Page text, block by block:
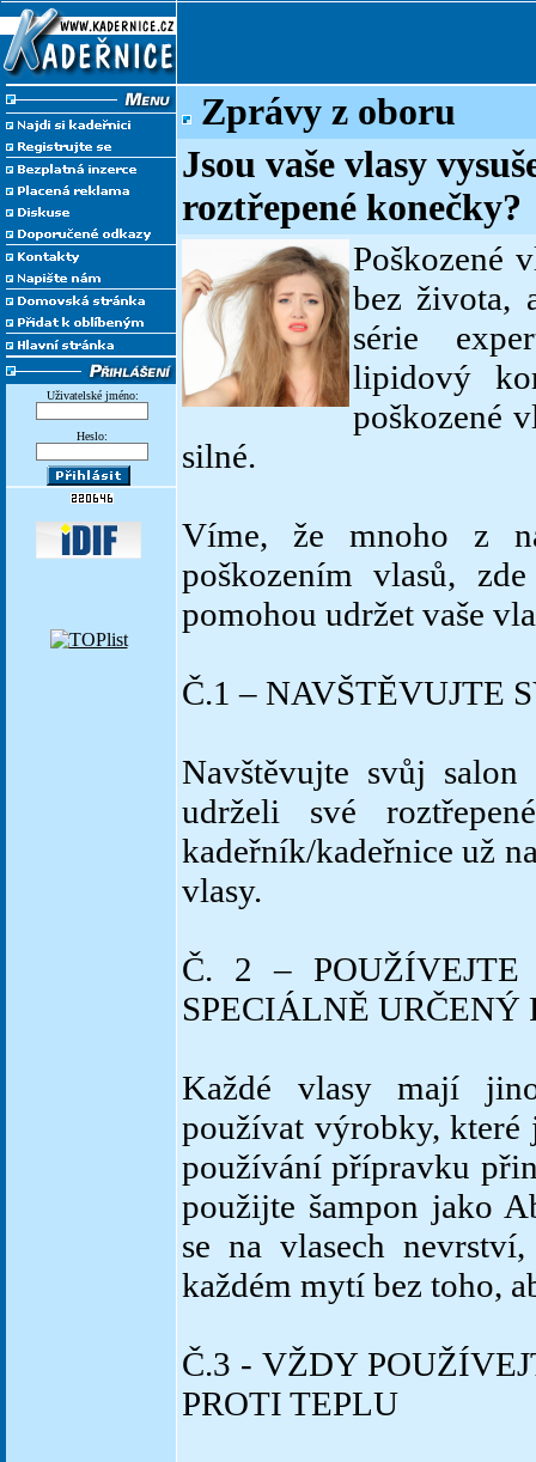
Uživatelské jméno:
Heslo:
Zprávy z oboru
Jsou vaše vlasy
roztřepené konečky?
Poškozené
bez života,
série
lipidový
poškozené
silné.
Víme, že mnoho z
poškozením vlasů,
pomohou udržet vaše
Č.1 – NAVŠTĚVUJTE
Navštěvujte svůj
udrželi své
kadeřník/kadeřnice už
vlasy.
Č. 2 – POUŽÍVEJTE
SPECIÁLNĚ URČENÝ
Každé vlasy mají
používat výrobky, které
používání přípravku
použijte šampon jako
se na vlasech
každém mytí bez toho,
Č.3 - VŽDY
PROTI TEPLU